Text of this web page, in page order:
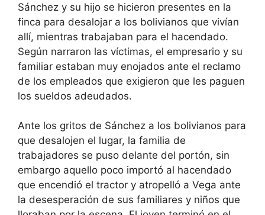
Sánchez y su hijo se hicieron presentes en la
finca para desalojar a los bolivianos que vivían
allí, mientras trabajaban para el hacendado.
Según narraron las víctimas, el empresario y su
familiar estaban muy enojados ante el reclamo
de los empleados que exigieron que les paguen
los sueldos adeudados.
Ante los gritos de Sánchez a los bolivianos para
que desalojen el lugar, la familia de
trabajadores se puso delante del portón, sin
embargo aquello poco importó al hacendado
que encendió el tractor y atropelló a Vega ante
la desesperación de sus familiares y niños que